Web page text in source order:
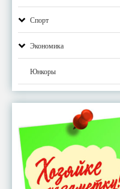
Спорт
Экономика
Юнкоры